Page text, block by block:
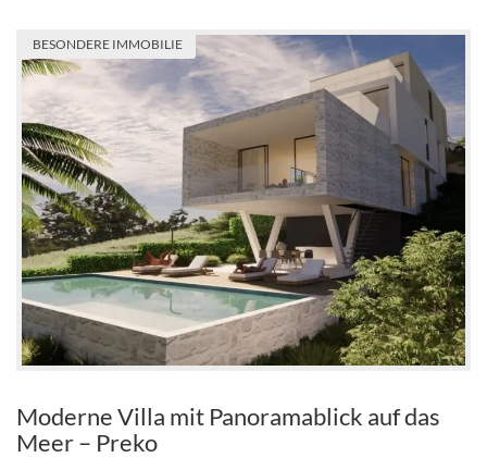
BESONDERE IMMOBILIE
Moderne Villa mit Panoramablick auf das
Meer – Preko